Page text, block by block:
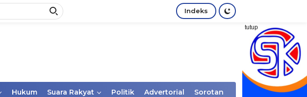
Indeks
tutup
Hukum Suara Rakyat Politik Advertorial Sorotan